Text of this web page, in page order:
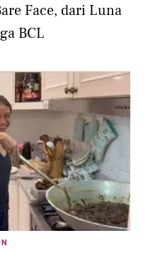
Face, dari Luna
BCL